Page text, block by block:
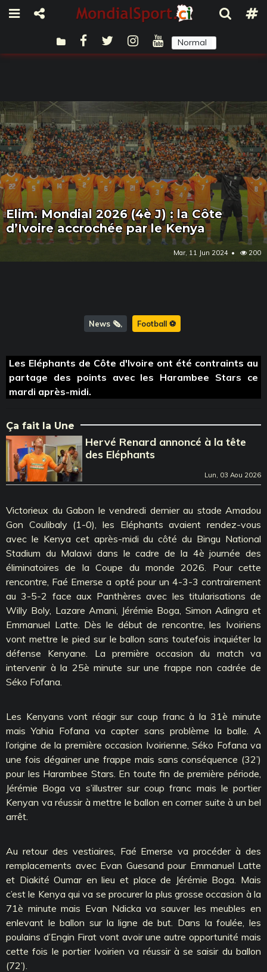
Normal
Elim. Mondial 2026 (4è J) : la Côte
d’Ivoire accrochée par le Kenya
Mar, 11 Jun 2024 200
News 🗞️ Football ⚽️
Les Eléphants de Côte d'Ivoire ont été contraints au
partage des points avec les Harambee Stars ce
mardi après-midi.
Ça fait la Une
Hervé Renard annoncé à la tête
des Eléphants
Lun, 03 Aou 2026
Victorieux du Gabon le vendredi dernier au stade Amadou
Gon Coulibaly (1-0), les Eléphants avaient rendez-vous
avec le Kenya cet après-midi du côté du Bingu National
Stadium du Malawi dans le cadre de la 4è journée des
éliminatoires de la Coupe du monde 2026. Pour cette
rencontre, Faé Emerse a opté pour un 4-3-3 contrairement
au 3-5-2 face aux Panthères avec les titularisations de
Willy Boly, Lazare Amani, Jérémie Boga, Simon Adingra et
Emmanuel Latte. Dès le début de rencontre, les Ivoiriens
vont mettre le pied sur le ballon sans toutefois inquiéter la
défense Kenyane. La première occasion du match va
intervenir à la 25è minute sur une frappe non cadrée de
Séko Fofana.
Les Kenyans vont réagir sur coup franc à la 31è minute
mais Yahia Fofana va capter sans problème la balle. A
l’origine de la première occasion Ivoirienne, Séko Fofana va
une fois dégainer une frappe mais sans conséquence (32’)
pour les Harambee Stars. En toute fin de première période,
Jérémie Boga va s’illustrer sur coup franc mais le portier
Kenyan va réussir à mettre le ballon en corner suite à un bel
arrêt.
Au retour des vestiaires, Faé Emerse va procéder à des
remplacements avec Evan Guesand pour Emmanuel Latte
et Diakité Oumar en lieu et place de Jérémie Boga. Mais
c’est le Kenya qui va se procurer la plus grosse occasion à la
71è minute mais Evan Ndicka va sauver les meubles en
enlevant le ballon sur la ligne de but. Dans la foulée, les
poulains d’Engin Firat vont avoir une autre opportunité mais
cette fois le portier Ivoirien va réussir à se saisir du ballon
(72’).